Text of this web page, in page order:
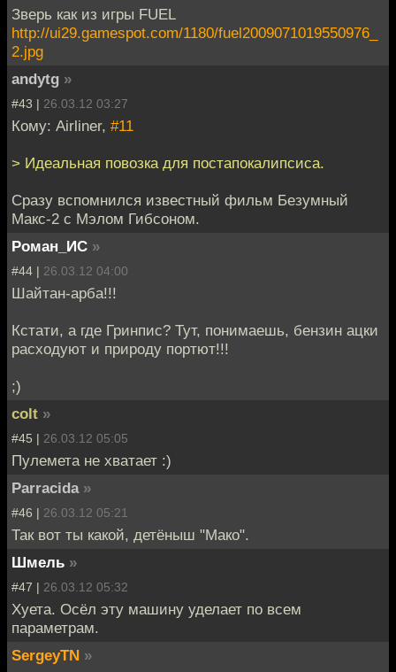
Зверь как из игры FUEL
http://ui29.gamespot.com/1180/fuel2009071019550976_
2.jpg
andytg »
#43 | 26.03.12 03:27
Кому: Airliner, #11
> Идеальная повозка для постапокалипсиса.
Сразу вспомнился известный фильм Безумный
Макс-2 с Мэлом Гибсоном.
Роман_ИС »
#44 | 26.03.12 04:00
Шайтан-арба!!!
Кстати, а где Гринпис? Тут, понимаешь, бензин ацки
расходуют и природу портют!!!
;)
colt »
#45 | 26.03.12 05:05
Пулемета не хватает :)
Parracida »
#46 | 26.03.12 05:21
Так вот ты какой, детёныш "Мако".
Шмель »
#47 | 26.03.12 05:32
Хуета. Осёл эту машину уделает по всем
параметрам.
SergeyTN »